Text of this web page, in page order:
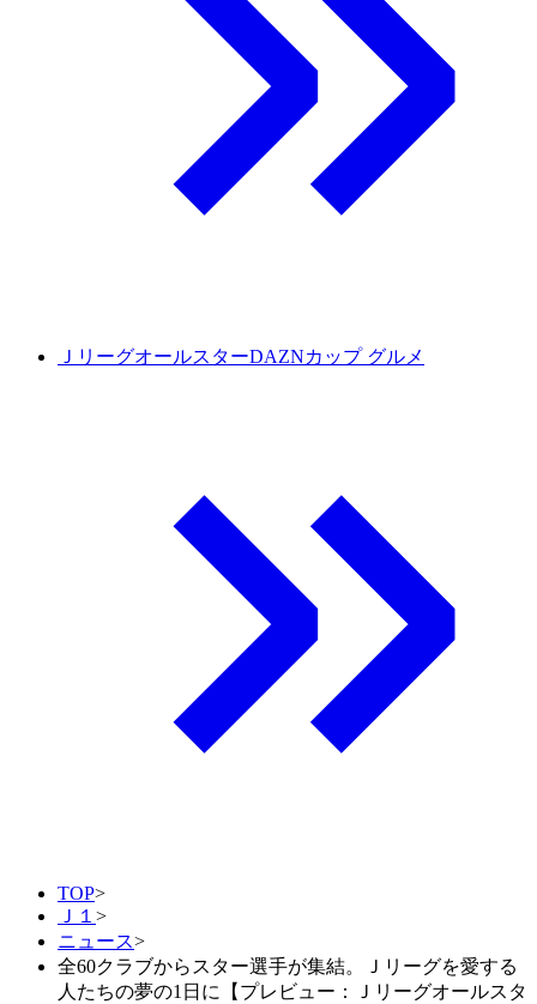
ＪリーグオールスターDAZNカップ グルメ
TOP>
Ｊ１ >
ニュース>
全60クラブからスター選手が集結。Ｊリーグを愛する
人たちの夢の1日に【プレビュー：Ｊリーグオールスタ